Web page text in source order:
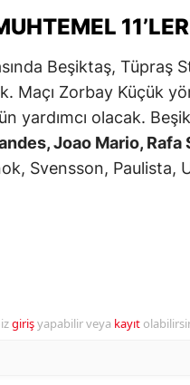
Tunceli
Şanlıurfa
Beşiktaş, Tüpraş
Maçı Zorbay Küçük
yardımcı olacak.
Joao Mario, Rafa
Svensson, Paulista,
girişyapabilir veya kayıt